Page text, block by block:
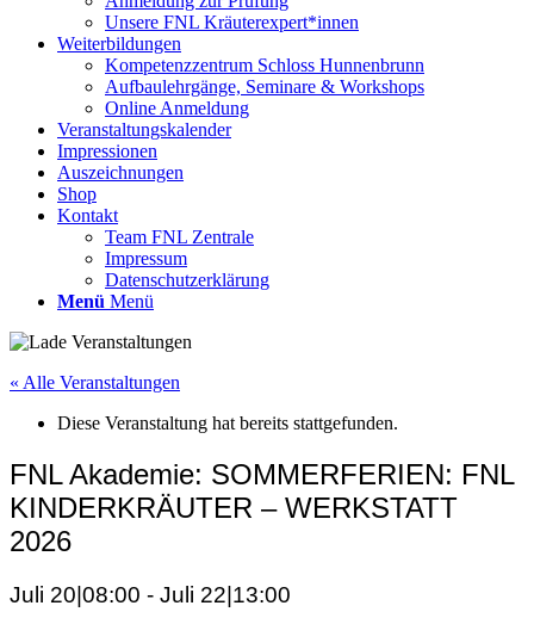
Unsere FNL Kräuterexpert*innen
Weiterbildungen
Kompetenzzentrum Schloss Hunnenbrunn
Aufbaulehrgänge, Seminare & Workshops
Online Anmeldung
Veranstaltungskalender
Impressionen
Auszeichnungen
Shop
Kontakt
Team FNL Zentrale
Impressum
Datenschutzerklärung
Menü Menü
« Alle Veranstaltungen
Diese Veranstaltung hat bereits stattgefunden.
FNL Akademie: SOMMERFERIEN: FNL
KINDERKRÄUTER – WERKSTATT
2026
Juli 20|08:00 - Juli 22|13:00